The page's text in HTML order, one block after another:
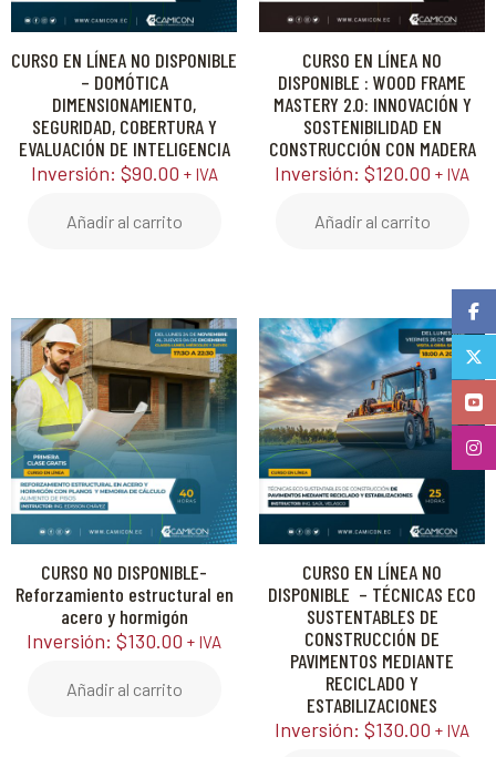
CURSO EN LÍNEA NO DISPONIBLE
– DOMÓTICA
DIMENSIONAMIENTO,
SEGURIDAD, COBERTURA Y
EVALUACIÓN DE INTELIGENCIA
Inversión: $90.00 + IVA
Añadir al carrito
CURSO EN LÍNEA NO
DISPONIBLE : WOOD FRAME
MASTERY 2.0: INNOVACIÓN Y
SOSTENIBILIDAD EN
CONSTRUCCIÓN CON MADERA
Inversión: $120.00 + IVA
Añadir al carrito
CURSO NO DISPONIBLE-
Reforzamiento estructural en
acero y hormigón
Inversión: $130.00 + IVA
Añadir al carrito
CURSO EN LÍNEA NO
DISPONIBLE – TÉCNICAS ECO
SUSTENTABLES DE
CONSTRUCCIÓN DE
PAVIMENTOS MEDIANTE
RECICLADO Y
ESTABILIZACIONES
Inversión: $130.00 + IVA